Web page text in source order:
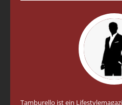
Tamburello ist ein